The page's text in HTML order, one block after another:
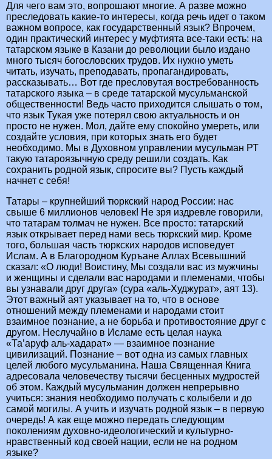
Для чего вам это, вопрошают многие. А разве можно
преследовать какие-то интересы, когда речь идет о таком
важном вопросе, как государственный язык? Впрочем,
один практический интерес у муфтията все-таки есть: на
татарском языке в Казани до революции было издано
много тысяч богословских трудов. Их нужно уметь
читать, изучать, преподавать, пропагандировать,
рассказывать… Вот где пресловутая востребованность
татарского языка – в среде татарской мусульманской
общественности! Ведь часто приходится слышать о том,
что язык Тукая уже потерял свою актуальность и он
просто не нужен. Мол, дайте ему спокойно умереть, или
создайте условия, при которых знать его будет
необходимо. Мы в Духовном управлении мусульман РТ
такую татароязычную среду решили создать. Как
сохранить родной язык, спросите вы? Пусть каждый
начнет с себя!
Татары – крупнейший тюркский народ России: нас
свыше 6 миллионов человек! Не зря издревле говорили,
что татарам толмач не нужен. Все просто: татарский
язык открывает перед нами весь тюркский мир. Кроме
того, большая часть тюркских народов исповедует
Ислам. А в Благородном Куръане Аллах Всевышний
сказал: «О люди! Воистину, Мы создали вас из мужчины
и женщины и сделали вас народами и племенами, чтобы
вы узнавали друг друга» (сура «аль-Худжурат», аят 13).
Этот важный аят указывает на то, что в основе
отношений между племенами и народами стоит
взаимное познание, а не борьба и противостояние друг с
другом. Неслучайно в Исламе есть целая наука
«Та’аруф аль-хадарат» — взаимное познание
цивилизаций. Познание – вот одна из самых главных
целей любого мусульманина. Наша Священная Книга
адресовала человечеству тысячи бесценных мудростей
об этом. Каждый мусульманин должен непрерывно
учиться: знания необходимо получать с колыбели и до
самой могилы. А учить и изучать родной язык – в первую
очередь! А как еще можно передать следующим
поколениям духовно-идеологический и культурно-
нравственный код своей нации, если не на родном
языке?